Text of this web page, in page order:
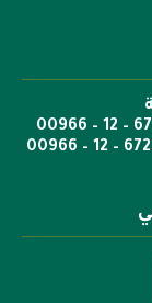
ص.ب: 6351 جدة الرمز 21442 هاتف 6722269 – 12 – 00966